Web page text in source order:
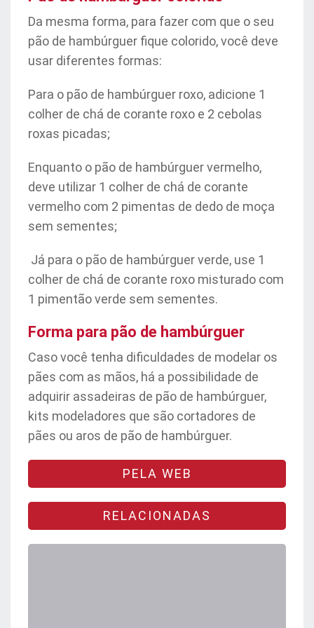
Da mesma forma, para fazer com que o seu
pão de hambúrguer fique colorido, você deve
usar diferentes formas:
Para o pão de hambúrguer roxo, adicione 1
colher de chá de corante roxo e 2 cebolas
roxas picadas;
Enquanto o pão de hambúrguer vermelho,
deve utilizar 1 colher de chá de corante
vermelho com 2 pimentas de dedo de moça
sem sementes;
Já para o pão de hambúrguer verde, use 1
colher de chá de corante roxo misturado com
1 pimentão verde sem sementes.
Forma para pão de hambúrguer
Caso você tenha dificuldades de modelar os
pães com as mãos, há a possibilidade de
adquirir assadeiras de pão de hambúrguer,
kits modeladores que são cortadores de
pães ou aros de pão de hambúrguer.
PELA WEB
RELACIONADAS